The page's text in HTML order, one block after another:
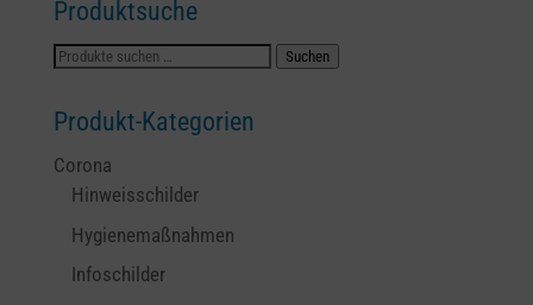
Produktsuche
Suchen
Suchen
Produkt-Kategorien
Corona
Hinweisschilder
Hygienemaßnahmen
Infoschilder